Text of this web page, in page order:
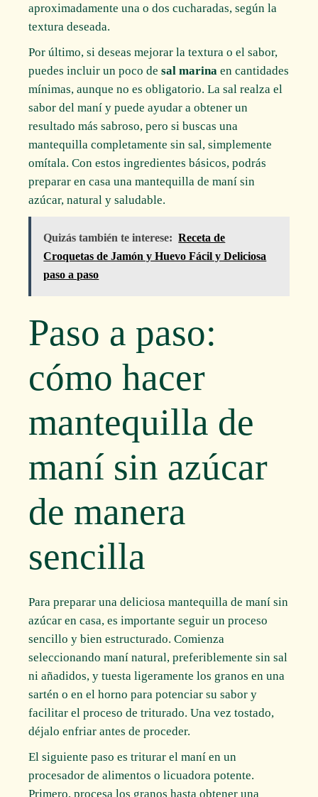
aproximadamente una o dos cucharadas, según la
textura deseada.
Por último, si deseas mejorar la textura o el sabor,
puedes incluir un poco desal marina en cantidades
mínimas, aunque no es obligatorio. La sal realza el
sabor del maní y puede ayudar a obtener un
resultado más sabroso, pero si buscas una
mantequilla completamente sin sal, simplemente
omítala. Con estos ingredientes básicos, podrás
preparar en casa una mantequilla de maní sin
azúcar, natural y saludable.
Quizás también te interese: Receta de
Croquetas de Jamón y Huevo Fácil y Deliciosa
paso a paso
Paso a paso:
cómo hacer
mantequilla de
maní sin azúcar
de manera
sencilla
Para preparar una deliciosa mantequilla de maní sin
azúcar en casa, es importante seguir un proceso
sencillo y bien estructurado. Comienza
seleccionando maní natural, preferiblemente sin sal
ni añadidos, y tuesta ligeramente los granos en una
sartén o en el horno para potenciar su sabor y
facilitar el proceso de triturado. Una vez tostado,
déjalo enfriar antes de proceder.
El siguiente paso es triturar el maní en un
procesador de alimentos o licuadora potente.
Primero, procesa los granos hasta obtener una